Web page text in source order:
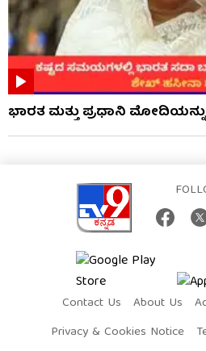
ಭಾರತ ಮತ್ತು ಪ್ರಧಾನಿ
Contact Us About Us
Privacy & Cookies Notice